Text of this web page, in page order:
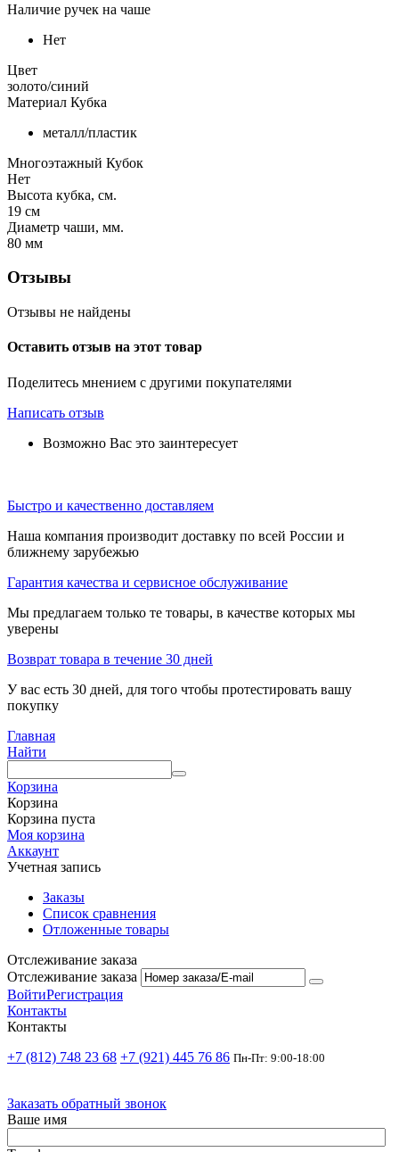
Наличие ручек на чаше
Нет
Цвет
золото/синий
Материал Кубка
металл/пластик
Многоэтажный Кубок
Нет
Высота кубка, см.
19 см
Диаметр чаши, мм.
80 мм
Отзывы
Отзывы не найдены
Оставить отзыв на этот товар
Поделитесь мнением с другими покупателями
Написать отзыв
Возможно Вас это заинтересует
Быстро и качественно доставляем
Наша компания производит доставку по всей России и
ближнему зарубежью
Гарантия качества и сервисное обслуживание
Мы предлагаем только те товары, в качестве которых мы
уверены
Возврат товара в течение 30 дней
У вас есть 30 дней, для того чтобы протестировать вашу
покупку
Главная
Найти
Корзина
Корзина
Корзина пуста
Моя корзина
Аккаунт
Учетная запись
Заказы
Список сравнения
Отложенные товары
Отслеживание заказа
Отслеживание заказа
ВойтиРегистрация
Контакты
Контакты
+7 (812) 748 23 68 +7 (921) 445 76 86 Пн-Пт: 9:00-18:00
Заказать обратный звонок
Ваше имя